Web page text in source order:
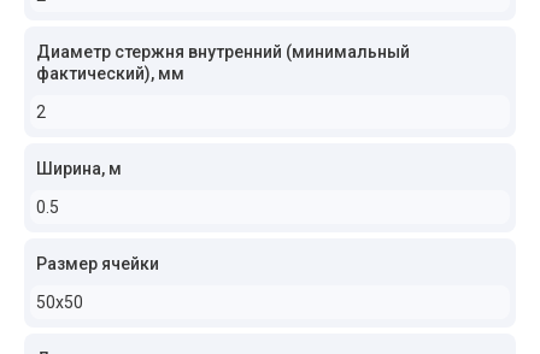
Диаметр стержня внутренний (минимальный
фактический), мм
2
Ширина, м
0.5
Размер ячейки
50x50